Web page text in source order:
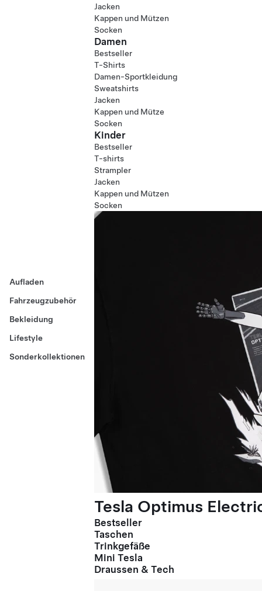
Aufladen
Fahrzeugzubehör
Bekleidung
Lifestyle
Sonderkollektionen
Jacken
Kappen und Mützen
Socken
Damen
Bestseller
T-Shirts
Damen-Sportkleidung
Sweatshirts
Jacken
Kappen und Mütze
Socken
Kinder
Bestseller
T-shirts
Strampler
Jacken
Kappen und Mützen
Socken
Tesla Optimus
Bestseller
Taschen
Trinkgefäße
Mini Tesla
Draussen & Tech